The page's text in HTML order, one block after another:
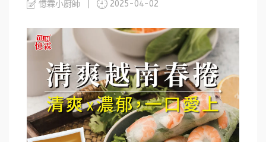
憶霖小廚師 2025-04-02